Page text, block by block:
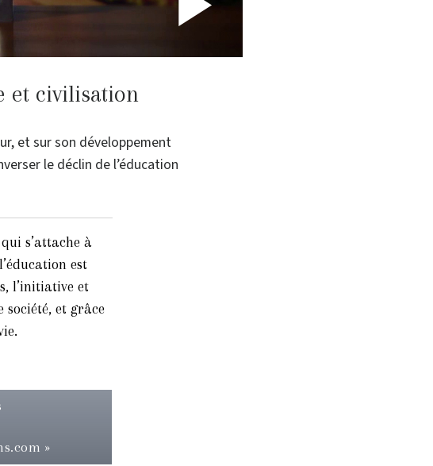
Play
et civilisation
et sur son développement
le déclin de l’éducation
s’attache à
est
l’initiative et
et grâce
»